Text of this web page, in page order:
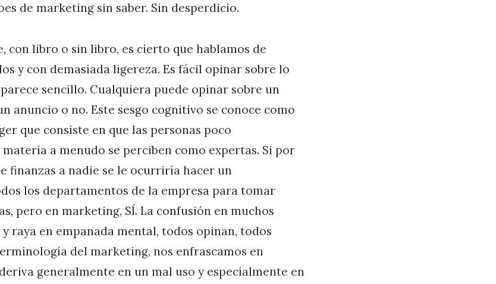
de marketing sin saber. Sin desperdicio.
con libro o sin libro, es cierto que hablamos de
y con demasiada ligereza. Es fácil opinar sobre lo
sencillo. Cualquiera puede opinar sobre un
anuncio o no. Este sesgo cognitivo se conoce como
que consiste en que las personas poco
a menudo se perciben como expertas. Si por
finanzas a nadie se le ocurriría hacer un
los departamentos de la empresa para tomar
pero en marketing, SÍ. La confusión en muchos
raya en empanada mental, todos opinan, todos
del marketing, nos enfrascamos en
generalmente en un mal uso y especialmente en